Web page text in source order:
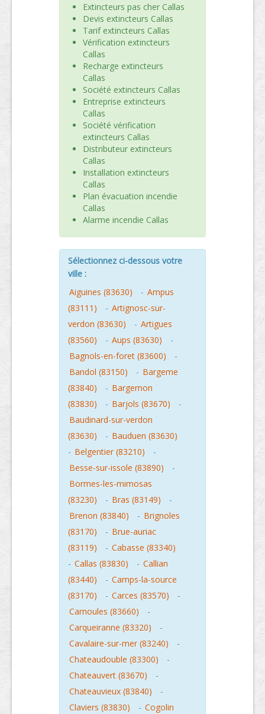
Extincteurs pas cher Callas
Devis extincteurs Callas
Tarif extincteurs Callas
Vérification extincteurs
Callas
Recharge extincteurs
Callas
Société extincteurs Callas
Entreprise extincteurs
Callas
Société vérification
extincteurs Callas
Distributeur extincteurs
Callas
Installation extincteurs
Callas
Plan évacuation incendie
Callas
Alarme incendie Callas
Sélectionnez ci-dessous votre
ville :
Aiguines (83630)
- Ampus
(83111)
- Artignosc-sur-
verdon (83630)
- Artigues
(83560)
- Aups (83630)
-
Bagnols-en-foret (83600)
-
Bandol (83150)
- Bargeme
(83840)
- Bargemon
(83830)
- Barjols (83670)
-
Baudinard-sur-verdon
(83630)
- Bauduen (83630)
- Belgentier (83210)
-
Besse-sur-issole (83890)
-
Bormes-les-mimosas
(83230)
- Bras (83149)
-
Brenon (83840)
- Brignoles
(83170)
- Brue-auriac
(83119)
- Cabasse (83340)
- Callas (83830) - Callian
(83440)
- Camps-la-source
(83170)
- Carces (83570)
-
Carnoules (83660)
-
Carqueiranne (83320)
-
Cavalaire-sur-mer (83240)
-
Chateaudouble (83300)
-
Chateauvert (83670)
-
Chateauvieux (83840)
-
Claviers (83830)
- Cogolin